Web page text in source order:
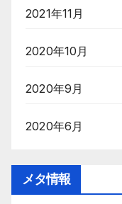
2021年11月
2020年10月
2020年9月
2020年6月
メタ情報